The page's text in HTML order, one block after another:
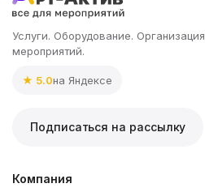
Услуги. Оборудование. Организация
мероприятий.
★ 5.0на Яндексе
Подписаться на рассылку
Компания